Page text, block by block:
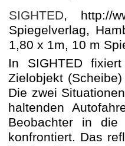
SIGHTED, http://
Spiegelverlag,
1,80 x 1m, 10 m
In SIGHTED
Zielobjekt
Die zwei
haltenden
Beobachter in
konfrontiert. Das